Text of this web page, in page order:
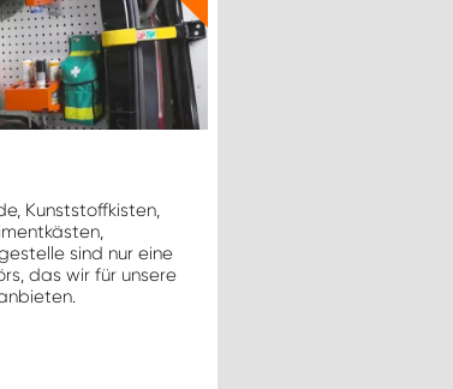
Kunststoffkisten,
sind nur eine
das wir für unsere